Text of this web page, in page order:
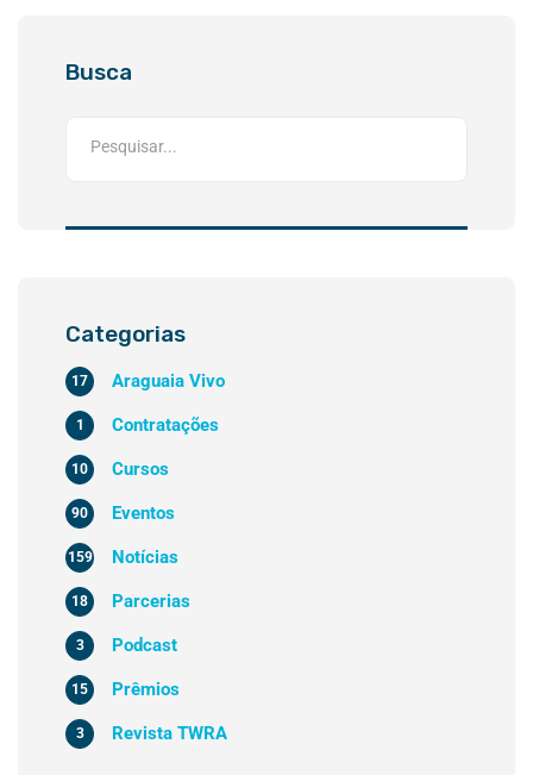
Busca
Categorias
Araguaia Vivo
17
Contratações
1
Cursos
10
Eventos
90
Notícias
159
Parcerias
18
Podcast
3
Prêmios
15
Revista TWRA
3